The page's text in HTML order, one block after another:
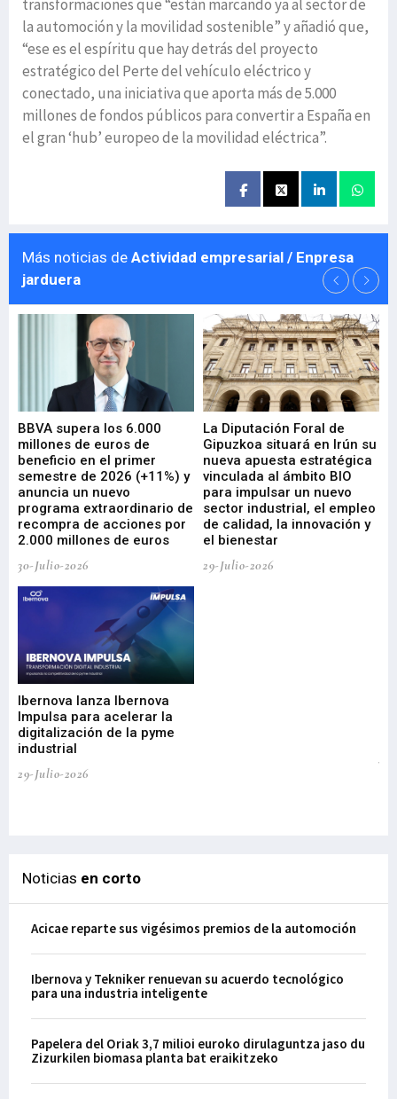
transformaciones que “están marcando ya al sector de
la automoción y la movilidad sostenible” y añadió que,
“ese es el espíritu que hay detrás del proyecto
estratégico del Perte del vehículo eléctrico y
conectado, una iniciativa que aporta más de 5.000
millones de fondos públicos para convertir a España en
el gran ‘hub’ europeo de la movilidad eléctrica”.
Más noticias de Actividad empresarial / Enpresa
jarduera
BBVA supera los 6.000
millones de euros de
beneficio en el primer
semestre de 2026 (+11%) y
anuncia un nuevo
programa extraordinario de
recompra de acciones por
2.000 millones de euros
30-Julio-2026
La Diputación Foral de
Gipuzkoa situará en Irún su
nueva apuesta estratégica
vinculada al ámbito BIO
para impulsar un nuevo
sector industrial, el empleo
de calidad, la innovación y
el bienestar
29-Julio-2026
Ibernova lanza Ibernova
Impulsa para acelerar la
digitalización de la pyme
industrial
29-Julio-2026
Noticias en corto
Acicae reparte sus vigésimos premios de la automoción
Ibernova y Tekniker renuevan su acuerdo tecnológico
para una industria inteligente
Papelera del Oriak 3,7 milioi euroko dirulaguntza jaso du
Zizurkilen biomasa planta bat eraikitzeko